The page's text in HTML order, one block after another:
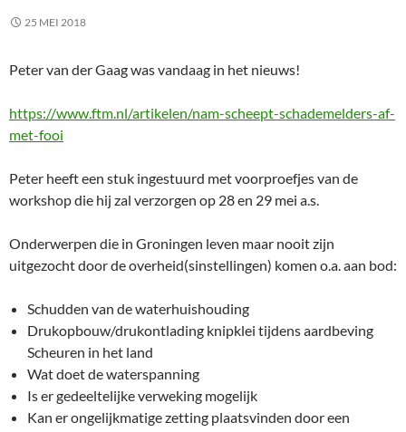
25 MEI 2018
Peter van der Gaag was vandaag in het nieuws!
https://www.ftm.nl/artikelen/nam-scheept-schademelders-af-
met-fooi
Peter heeft een stuk ingestuurd met voorproefjes van de
workshop die hij zal verzorgen op 28 en 29 mei a.s.
Onderwerpen die in Groningen leven maar nooit zijn
uitgezocht door de overheid(sinstellingen) komen o.a. aan bod:
Schudden van de waterhuishouding
Drukopbouw/drukontlading knipklei tijdens aardbeving
Scheuren in het land
Wat doet de waterspanning
Is er gedeeltelijke verweking mogelijk
Kan er ongelijkmatige zetting plaatsvinden door een